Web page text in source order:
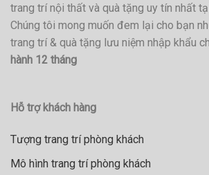
trang trí nội thất và quà tặng uy tín nhất
Chúng tôi mong muốn đem lại cho bạn
trang trí & quà tặng lưu niệm nhập khẩu
hành 12 tháng
Hỗ trợ khách hàng
Tượng trang trí phòng khách
Mô hình trang trí phòng khách